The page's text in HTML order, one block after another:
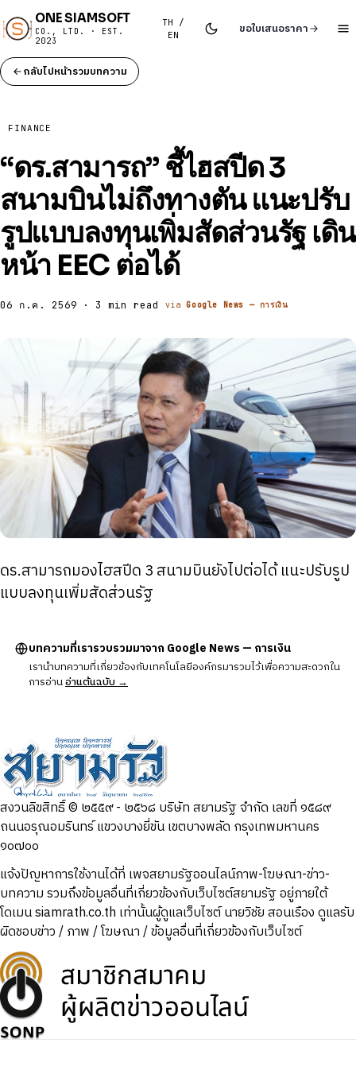
ONE SIAMSOFT
CO., LTD. · EST.
2023
TH /
EN
ขอใบเสนอราคา
กลับไปหน้ารวมบทความ
FINANCE
“ดร.สามารถ” ชี้ไฮสปีด 3
สนามบินไม่ถึงทางตัน แนะปรับ
รูปแบบลงทุนเพิ่มสัดส่วนรัฐ เดิน
หน้า EEC ต่อได้
06 ก.ค. 2569 · 3 min read viaGoogle News — การเงิน
ดร.สามารถมองไฮสปีด 3 สนามบินยังไปต่อได้ แนะปรับรูป
แบบลงทุนเพิ่มสัดส่วนรัฐ
บทความที่เรารวบรวมมาจาก Google News — การเงิน
เรานำบทความที่เกี่ยวข้องกับเทคโนโลยีองค์กรมารวมไว้เพื่อความสะดวกใน
การอ่านอ่านต้นฉบับ →
สงวนลิขสิทธิ์ © ๒๕๕๙ - ๒๕๖๘ บริษัท สยามรัฐ จำกัด เลขที่ ๑๕๘๙
ถนนอรุณอมรินทร์ แขวงบางยี่ขัน เขตบางพลัด กรุงเทพมหานคร
๑๐๗๐๐
แจ้งปัญหาการใช้งานได้ที่ เพจสยามรัฐออนไลน์ภาพ-โฆษณา-ข่าว-
บทความ รวมถึงข้อมูลอื่นที่เกี่ยวข้องกับเว็บไซต์สยามรัฐ อยู่ภายใต้
โดเมน siamrath.co.th เท่านั้นผู้ดูแลเว็บไซต์ นายวิชัย สอนเรือง ดูแลรับ
ผิดชอบข่าว / ภาพ / โฆษณา / ข้อมูลอื่นที่เกี่ยวข้องกับเว็บไซต์